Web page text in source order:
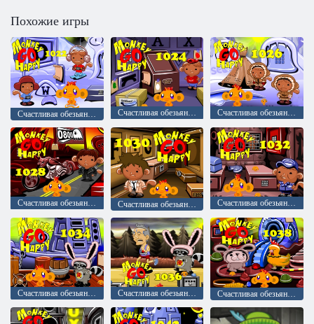
Похожие игры
Счастливая обезьянка: уровень 1022 Счастливая обезьянка: уровень 1024 Счастливая обезьянка: уровень 1026
Счастливая обезьянка: уровень 1028 Счастливая обезьянка: уровень 1030 Счастливая обезьянка: уровень 1032
Счастливая обезьянка: уровень 1034 Счастливая обезьянка: уровень 1036 Счастливая обезьянка: уровень 1038